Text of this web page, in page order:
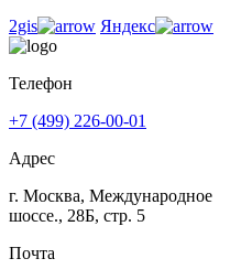
2gis
Яндекс
Телефон
+7 (499) 226-00-01
Адрес
г. Москва, Международное
шоссе., 28Б, стр. 5
Почта